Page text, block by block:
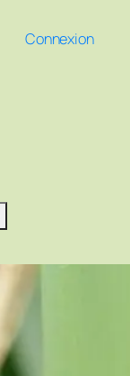
Connexion